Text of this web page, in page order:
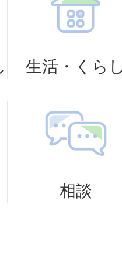
交流プラザ若
参加者募集
生活・くら
相談